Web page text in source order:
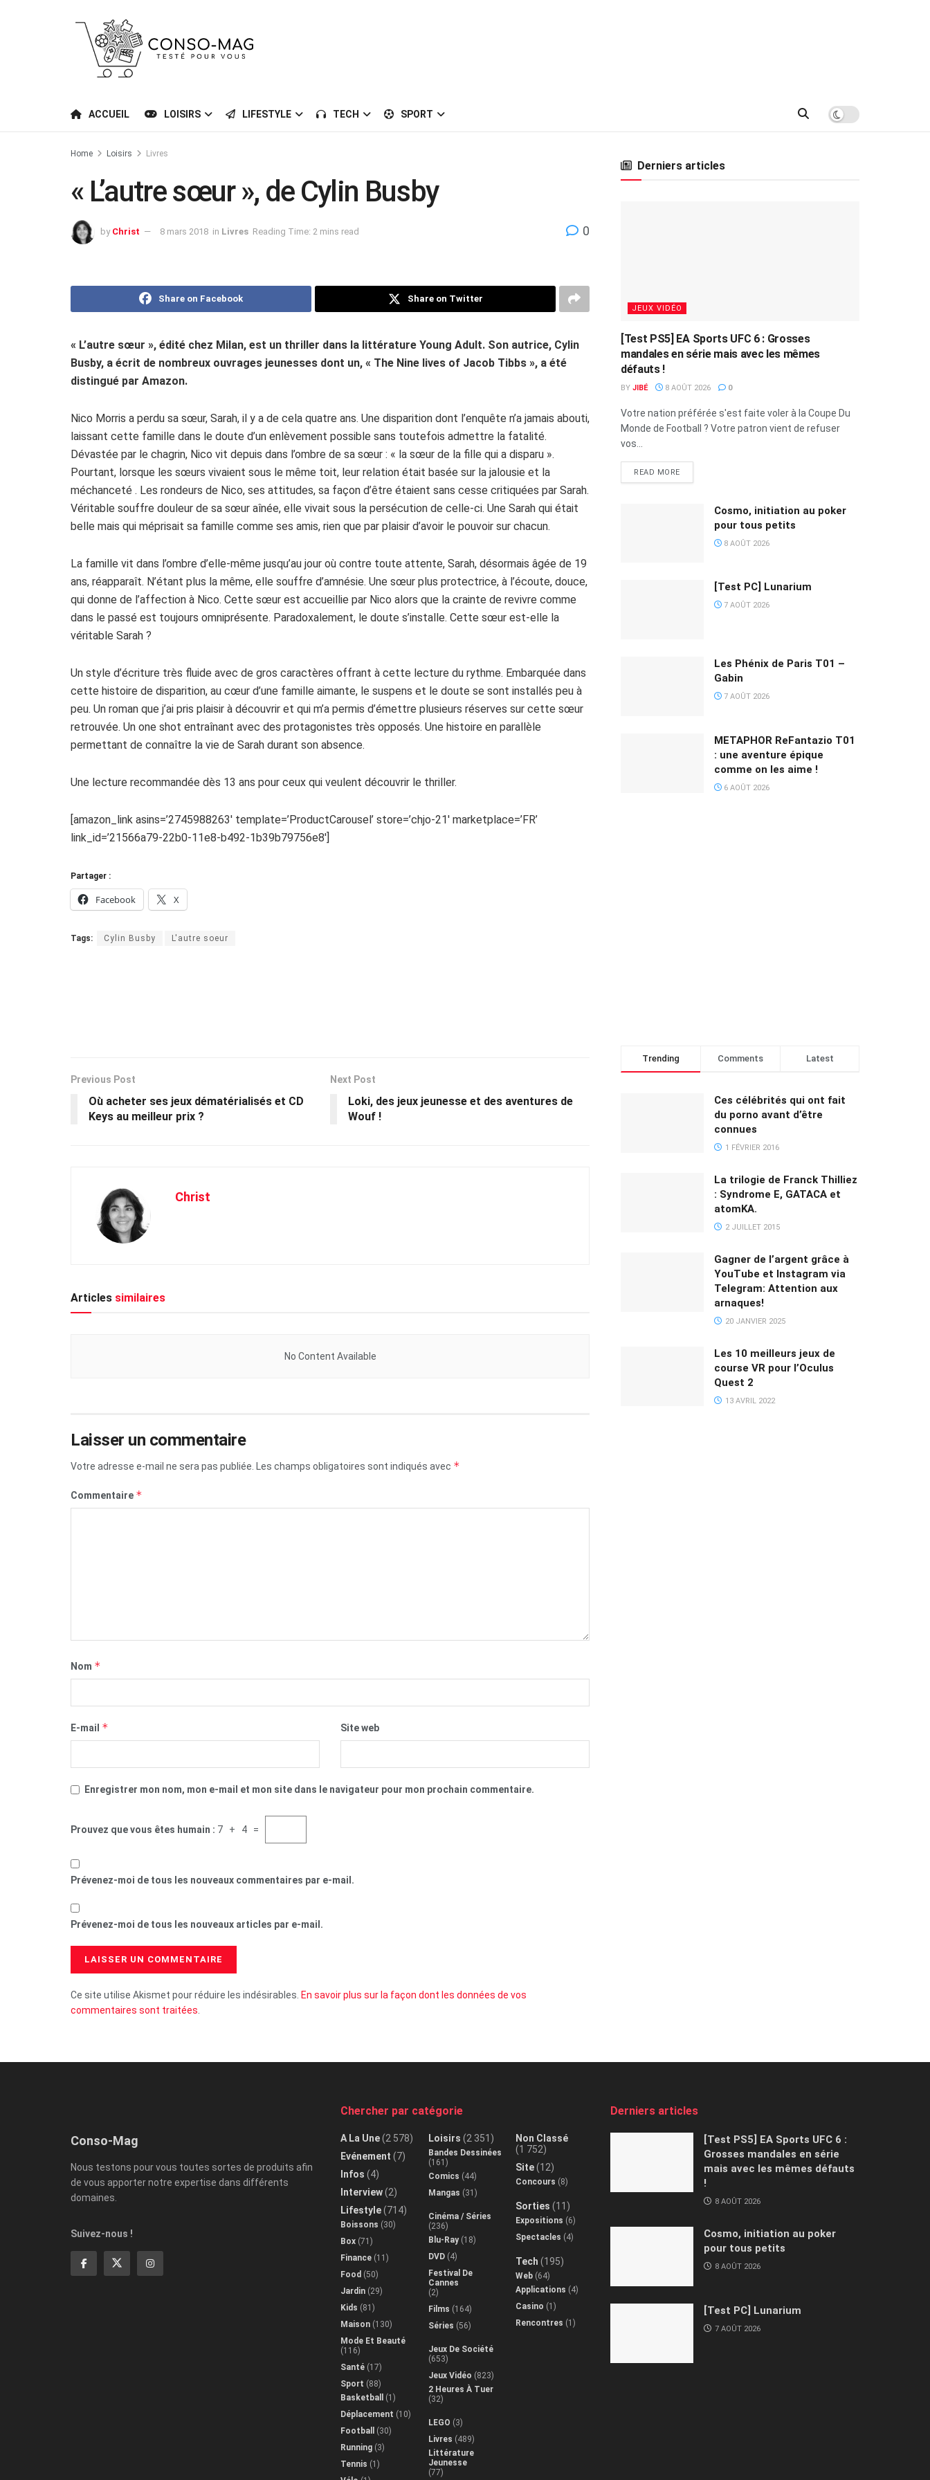
ACCUEIL LOISIRS LIFESTYLE TECH SPORT
Home Loisirs Livres
« L’autre sœur », de Cylin Busby
by Christ 8 mars 2018 in Livres Reading Time: 2 mins read 0
Share on Facebook Share on Twitter
« L’autre sœur », édité chez Milan, est un thriller dans la littérature Young Adult. Son autrice, Cylin
Busby, a écrit de nombreux ouvrages jeunesses dont un, « The Nine lives of Jacob Tibbs », a été
distingué par Amazon.
Nico Morris a perdu sa sœur, Sarah, il y a de cela quatre ans. Une disparition dont l’enquête n’a jamais abouti,
laissant cette famille dans le doute d’un enlèvement possible sans toutefois admettre la fatalité.
Dévastée par le chagrin, Nico vit depuis dans l’ombre de sa sœur : « la sœur de la fille qui a disparu ».
Pourtant, lorsque les sœurs vivaient sous le même toit, leur relation était basée sur la jalousie et la
méchanceté . Les rondeurs de Nico, ses attitudes, sa façon d’être étaient sans cesse critiquées par Sarah.
Véritable souffre douleur de sa sœur aînée, elle vivait sous la persécution de celle-ci. Une Sarah qui était
belle mais qui méprisait sa famille comme ses amis, rien que par plaisir d’avoir le pouvoir sur chacun.
La famille vit dans l’ombre d’elle-même jusqu’au jour où contre toute attente, Sarah, désormais âgée de 19
ans, réapparaît. N’étant plus la même, elle souffre d’amnésie. Une sœur plus protectrice, à l’écoute, douce,
qui donne de l’affection à Nico. Cette sœur est accueillie par Nico alors que la crainte de revivre comme
dans le passé est toujours omniprésente. Paradoxalement, le doute s’installe. Cette sœur est-elle la
véritable Sarah ?
Un style d’écriture très fluide avec de gros caractères offrant à cette lecture du rythme. Embarquée dans
cette histoire de disparition, au cœur d’une famille aimante, le suspens et le doute se sont installés peu à
peu. Un roman que j’ai pris plaisir à découvrir et qui m’a permis d’émettre plusieurs réserves sur cette sœur
retrouvée. Un one shot entraînant avec des protagonistes très opposés. Une histoire en parallèle
permettant de connaître la vie de Sarah durant son absence.
Une lecture recommandée dès 13 ans pour ceux qui veulent découvrir le thriller.
[amazon_link asins=’2745988263′ template=’ProductCarousel’ store=’chjo-21′ marketplace=’FR’
link_id=’21566a79-22b0-11e8-b492-1b39b79756e8′]
Partager :
Facebook X
Tags: Cylin Busby L'autre soeur
Previous Post
Où acheter ses jeux dématérialisés et CD
Keys au meilleur prix ?
Next Post
Loki, des jeux jeunesse et des aventures de
Wouf !
Christ
Articles similaires
No Content Available
Laisser un commentaire
Votre adresse e-mail ne sera pas publiée. Les champs obligatoires sont indiqués avec *
Commentaire *
Nom *
E-mail * Site web
Enregistrer mon nom, mon e-mail et mon site dans le navigateur pour mon prochain commentaire.
Prouvez que vous êtes humain : 7 + 4 =
Prévenez-moi de tous les nouveaux commentaires par e-mail.
Prévenez-moi de tous les nouveaux articles par e-mail.
Ce site utilise Akismet pour réduire les indésirables. En savoir plus sur la façon dont les données de vos
commentaires sont traitées
Derniers articles
JEUX VIDÉO
[Test PS5] EA Sports UFC 6 : Grosses
mandales en série mais avec les mêmes
défauts !
BY JIBÉ 8 AOÛT 2026 0
Votre nation préférée s'est faite voler à la Coupe Du
Monde de Football ? Votre patron vient de refuser
vos...
READ MORE
Cosmo, initiation au poker
pour tous petits
8 AOÛT 2026
[Test PC] Lunarium
7 AOÛT 2026
Les Phénix de Paris T01 –
Gabin
7 AOÛT 2026
METAPHOR ReFantazio T01
: une aventure épique
comme on les aime !
6 AOÛT 2026
Trending Comments Latest
Ces célébrités qui ont fait
du porno avant d’être
connues
1 FÉVRIER 2016
La trilogie de Franck Thilliez
: Syndrome E, GATACA et
atomKA.
2 JUILLET 2015
Gagner de l’argent grâce à
YouTube et Instagram via
Telegram: Attention aux
arnaques!
20 JANVIER 2025
Les 10 meilleurs jeux de
course VR pour l’Oculus
Quest 2
13 AVRIL 2022
Conso-Mag
Nous testons pour vous toutes sortes de produits afin
de vous apporter notre expertise dans différents
domaines.
Suivez-nous !
Chercher par catégorie
A La Une(2 578)
Evénement (7)
Infos (4)
Interview(2)
Lifestyle(714)
Boissons (30)
Box (71)
Finance (11)
Food (50)
Jardin (29)
Kids (81)
Maison (130)
Mode Et Beauté
(116)
Santé (17)
Sport (88)
Basketball
(1)
Déplacement (10)
Football
(30)
Running (3)
Tennis (1)
Loisirs (2 351)
Bandes Dessinées
(161)
Comics (44)
Mangas (31)
Cinéma / Séries
(236)
Blu-Ray(18)
DVD(4)
Festival De
Cannes
(2)
Films (164)
Séries (56)
Jeux De Société
(653)
Jeux Vidéo (823)
2 Heures À Tuer
(32)
LEGO (3)
Livres (489)
Littérature
Jeunesse
(77)
Non Classé
(1 752)
Site(12)
Concours (8)
Sorties (11)
Expositions (6)
Spectacles (4)
Tech (195)
Web (64)
Applications (4)
Casino (1)
Rencontres (1)
Derniers articles
[Test PS5] EA Sports UFC 6 :
Grosses mandales en série
mais avec les mêmes défauts
!
8 AOÛT 2026
Cosmo, initiation au poker
pour tous petits
8 AOÛT 2026
[Test PC] Lunarium
7 AOÛT 2026